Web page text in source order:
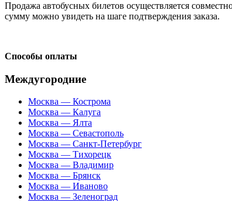
Продажа автобусных билетов осуществляется
сумму можно увидеть на шаге подтверждения заказа.
Способы оплаты
Междугородние
Москва — Кострома
Москва — Калуга
Москва — Ялта
Москва — Севастополь
Москва — Санкт-Петербург
Москва — Тихорецк
Москва — Владимир
Москва — Брянск
Москва — Иваново
Москва — Зеленоград